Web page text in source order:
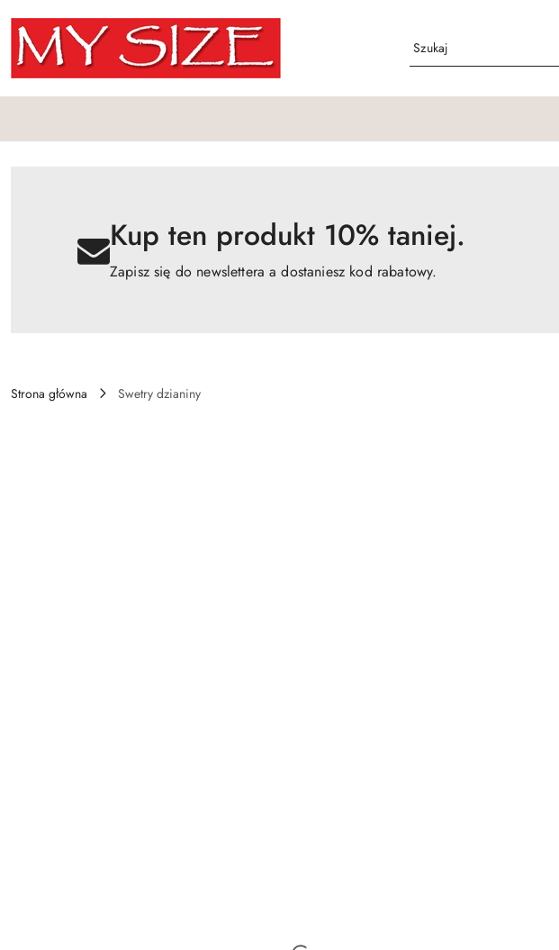
Przejdź do treści głównej
Przejdź do wyszukiwarki
Przejdź do moje konto
Przejdź do menu głównego
Przejdź do opisu produktu
Przejdź do stopki
Kup ten produkt 10% taniej.
Zapisz się do newslettera a dostaniesz kod rabatowy.
Strona główna
Swetry dzianiny